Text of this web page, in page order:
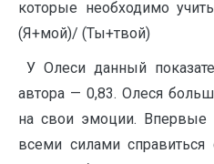
которые необходимо
(Я+мой)/ (Ты+твой)
У Олеси данный
автора — 0,83. Олеся
на свои эмоции. Впервые
всеми силами